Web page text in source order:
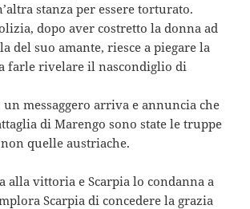
stanza per essere torturato.
dopo aver costretto la donna ad
del suo amante, riesce a piegare la
farle rivelare il nascondiglio di
messaggero arriva e annuncia che
di Marengo sono state le truppe
quelle austriache.
alla vittoria e Scarpia lo condanna a
Scarpia di concedere la grazia